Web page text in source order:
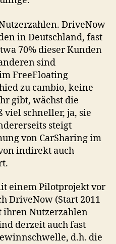
DriveNow
in Deutschland, fast
70% dieser Kunden
sind
FreeFloating
zu cambio, keine
gibt, wächst die
schneller, ja, sie
steigt
von CarSharing im
indirekt auch
einem Pilotprojekt vor
DriveNow (Start 2011
Nutzerzahlen
derzeit auch fast
d.h. die